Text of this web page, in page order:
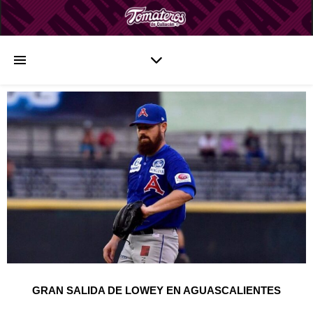
GRAN SALIDA DE LOWEY EN AGUASCALIENTES